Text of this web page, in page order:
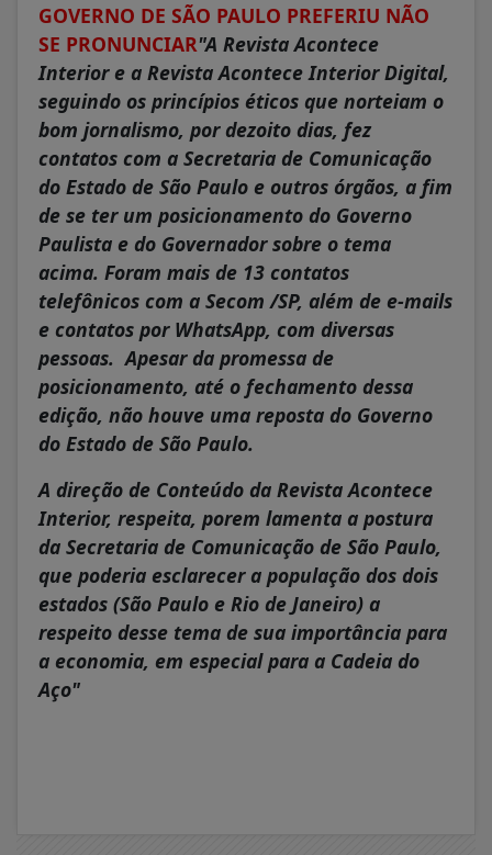
GOVERNO DE SÃO PAULO PREFERIU NÃO
SE PRONUNCIAR"A Revista Acontece
Interior e a Revista Acontece Interior Digital,
seguindo os princípios éticos que norteiam o
bom jornalismo, por dezoito dias, fez
contatos com a Secretaria de Comunicação
do Estado de São Paulo e outros órgãos, a fim
de se ter um posicionamento do Governo
Paulista e do Governador sobre o tema
acima. Foram mais de 13 contatos
telefônicos com a Secom /SP, além de e-mails
e contatos por WhatsApp, com diversas
pessoas. Apesar da promessa de
posicionamento, até o fechamento dessa
edição, não houve uma reposta do Governo
do Estado de São Paulo.
A direção de Conteúdo da Revista Acontece
Interior, respeita, porem lamenta a postura
da Secretaria de Comunicação de São Paulo,
que poderia esclarecer a população dos dois
estados (São Paulo e Rio de Janeiro) a
respeito desse tema de sua importância para
a economia, em especial para a Cadeia do
Aço"